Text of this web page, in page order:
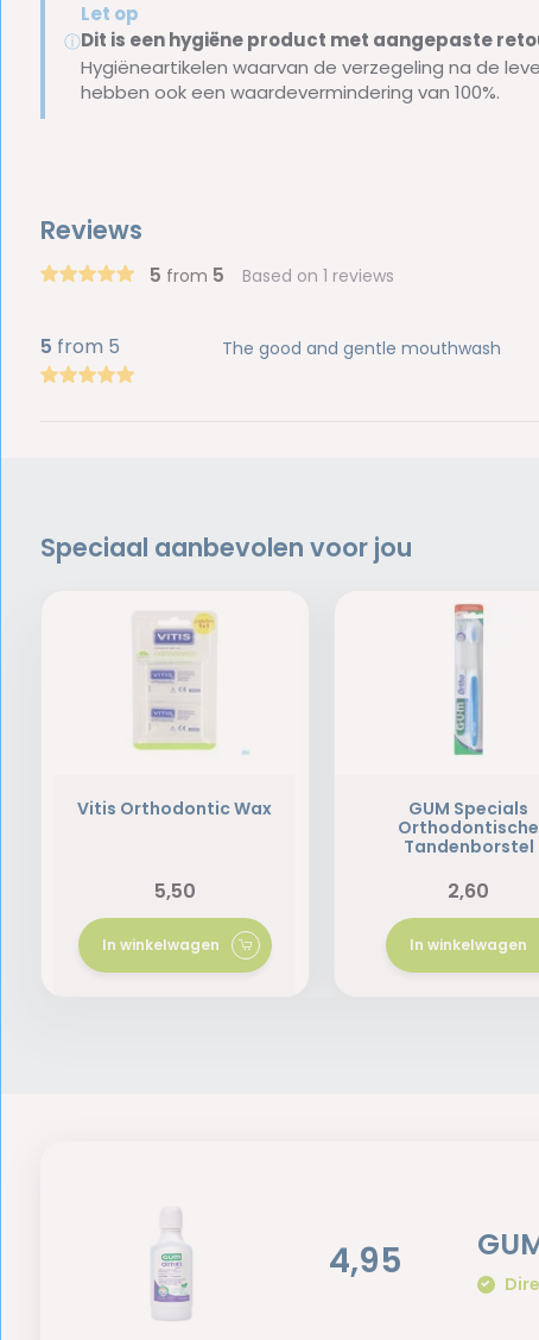
ⓘ
Let op
Dit is een hygiëne product met aangepaste
Hygiëneartikelen waarvan de verzegeling na de
hebben ook een waardevermindering van 100%.
Reviews
5 from 5 Based on 1 reviews
5 from 5 The good and gentle mouthwash
Speciaal aanbevolen voor jou
Vitis Orthodontic Wax
5,50
In winkelwagen
GUM Specials
Orthodontische
Tandenborstel
2,60
In winkelwagen
4,95